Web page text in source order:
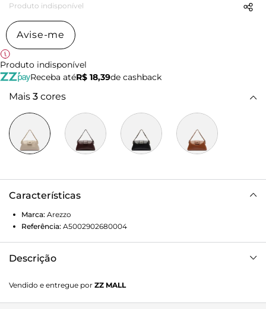
Produto indisponível
Avise-me
Produto indisponível
Receba atéR$ 18,39de cashback
Mais 3 cores
Características
Marca: Arezzo
Referência: A5002902680004
Descrição
estruturado e alongado, laterais arredondadas e
acabamento liso. Traz alça de mão em tira média, e alça
Vendido e entregue por ZZ MALL